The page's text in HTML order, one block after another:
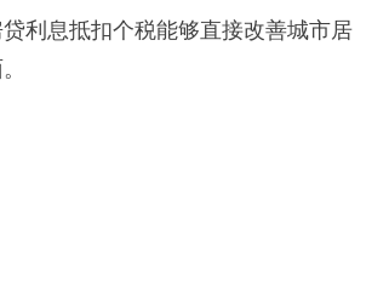
利息抵扣个税能够直接改善城市居